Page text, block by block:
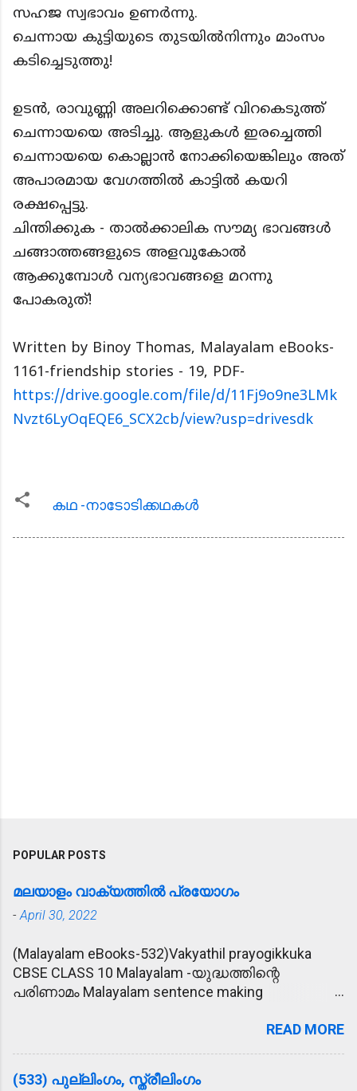
സഹജ സ്വഭാവം ഉണർന്നു.
ചെന്നായ കുട്ടിയുടെ തുടയിൽനിന്നും മാംസം
കടിച്ചെടുത്തു!
ഉടൻ, രാവുണ്ണി അലറിക്കൊണ്ട് വിറകെടുത്ത്
ചെന്നായയെ അടിച്ചു. ആളുകൾ ഇരച്ചെത്തി
ചെന്നായയെ കൊല്ലാൻ നോക്കിയെങ്കിലും അത്
അപാരമായ വേഗത്തിൽ കാട്ടിൽ കയറി
രക്ഷപ്പെട്ടു.
ചിന്തിക്കുക - താൽക്കാലിക സൗമ്യ ഭാവങ്ങൾ
ചങ്ങാത്തങ്ങളുടെ അളവുകോൽ
ആക്കുമ്പോൾ വന്യഭാവങ്ങളെ മറന്നു
പോകരുത്!
Written by Binoy Thomas, Malayalam eBooks-
1161-friendship stories - 19, PDF-
https://drive.google.com/file/d/11Fj9o9ne3LMk
Nvzt6LyOqEQE6_SCX2cb/view?usp=drivesdk
കഥ -നാടോടിക്കഥകള്‍
POPULAR POSTS
മലയാളം വാക്യത്തിൽ പ്രയോഗം
-April 30, 2022
(Malayalam eBooks-532)Vakyathil prayogikkuka
CBSE CLASS 10 Malayalam -യുദ്ധത്തിന്റെ
പരിണാമം Malayalam sentence making
മോഹാലസ്യപ്പെടുക - മകന്റെ അപകട വാർത്ത
കേട്ട് അമ്മ മോഹാലസ്യപ്പെട്ടു. 3. ഹൃദയോന്നതി -
READ MORE
(533) പുല്ലിംഗം, സ്ത്രീലിംഗം